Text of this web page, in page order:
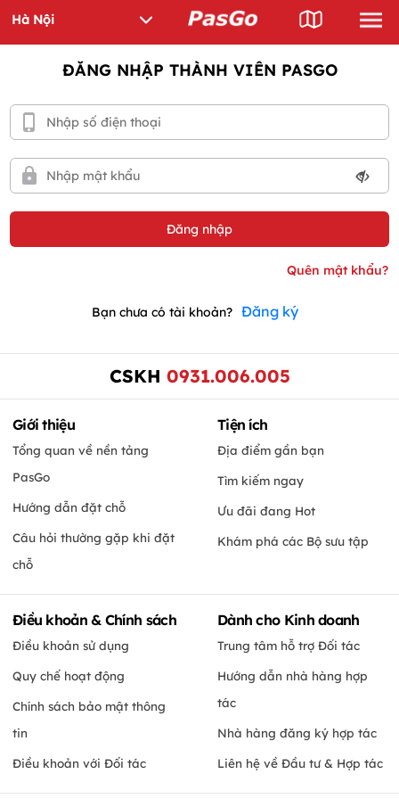
ĐĂNG NHẬP THÀNH VIÊN PASGO
Bạn chưa có tài khoản? Đăng ký
CSKH 0931.006.005
Giới thiệu
Tổng quan về nền tảng
PasGo
Hướng dẫn đặt chỗ
Câu hỏi thường gặp khi đặt
chỗ
Tiện ích
Địa điểm gần bạn
Tìm kiếm ngay
Ưu đãi đang Hot
Khám phá các Bộ sưu tập
Điều khoản & Chính sách
Điều khoản sử dụng
Quy chế hoạt động
Chính sách bảo mật thông
tin
Điều khoản với Đối tác
Dành cho Kinh doanh
Trung tâm hỗ trợ Đối tác
Hướng dẫn nhà hàng hợp
tác
Nhà hàng đăng ký hợp tác
Liên hệ về Đầu tư & Hợp tác